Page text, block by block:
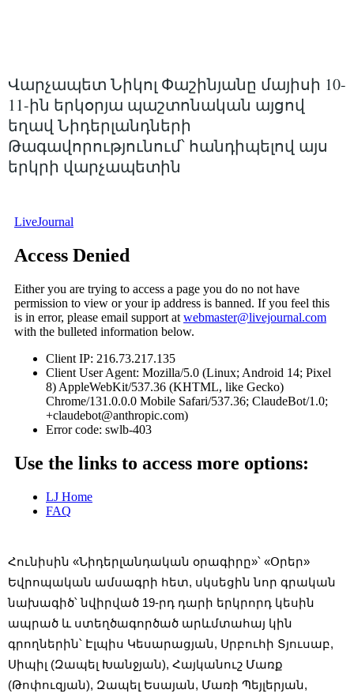
Վարչապետ Նիկոլ Փաշինյանը մայիսի 10-
11-ին երկօրյա պաշտոնական այցով
եղավ Նիդերլանդների
Թագավորությունում՝ հանդիպելով այս
երկրի վարչապետին
Հունիսին «Նիդերլանդական օրագիրը»՝ «Օրեր»
Եվրոպական ամսագրի հետ, սկսեցին նոր գրական
նախագիծ՝ նվիրված 19-րդ դարի երկրորդ կեսին
ապրած և ստեղծագործած արևմտահայ կին
գրողներին՝ Էլպիս Կեսարացյան, Սրբուհի Տյուսաբ,
Սիպիլ (Զապել Խանջյան), Հայկանուշ Մառք
(Թոփուզյան), Զապել Եսայան, Մառի Պեյլերյան,